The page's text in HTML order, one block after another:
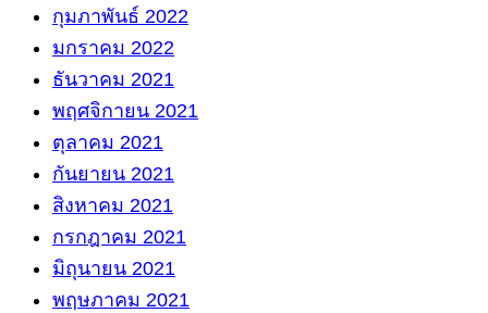
กุมภาพันธ์ 2022
มกราคม 2022
ธันวาคม 2021
พฤศจิกายน 2021
ตุลาคม 2021
กันยายน 2021
สิงหาคม 2021
กรกฎาคม 2021
มิถุนายน 2021
พฤษภาคม 2021